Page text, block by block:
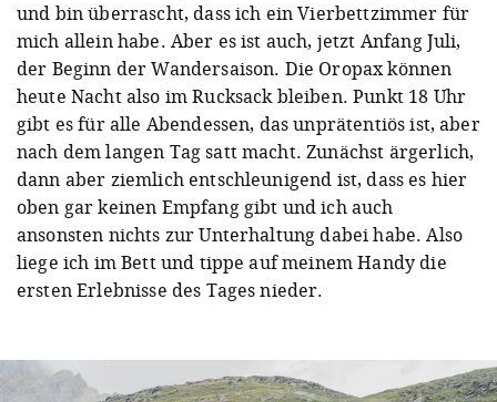
und bin überrascht, dass ich ein Vierbettzimmer für
mich allein habe. Aber es ist auch, jetzt Anfang Juli,
der Beginn der Wandersaison. Die Oropax können
heute Nacht also im Rucksack bleiben. Punkt 18 Uhr
gibt es für alle Abendessen, das unprätentiös ist, aber
nach dem langen Tag satt macht. Zunächst ärgerlich,
dann aber ziemlich entschleunigend ist, dass es hier
oben gar keinen Empfang gibt und ich auch
ansonsten nichts zur Unterhaltung dabei habe. Also
liege ich im Bett und tippe auf meinem Handy die
ersten Erlebnisse des Tages nieder.